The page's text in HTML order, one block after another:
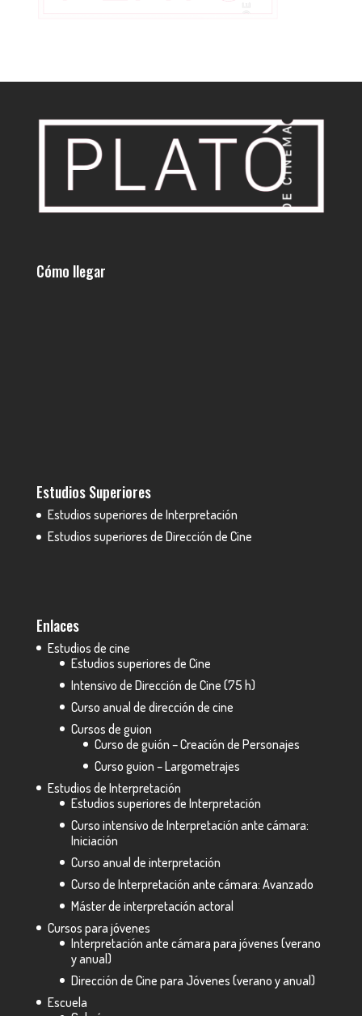
Cómo llegar
Estudios Superiores
Estudios superiores de Interpretación
Estudios superiores de Dirección de Cine
Enlaces
Estudios de cine
Estudios superiores de Cine
Intensivo de Dirección de Cine (75 h)
Curso anual de dirección de cine
Cursos de guion
Curso de guión – Creación de Personajes
Curso guion – Largometrajes
Estudios de Interpretación
Estudios superiores de Interpretación
Curso intensivo de Interpretación ante cámara:
Iniciación
Curso anual de interpretación
Curso de Interpretación ante cámara: Avanzado
Máster de interpretación actoral
Cursos para jóvenes
Interpretación ante cámara para jóvenes (verano
y anual)
Dirección de Cine para Jóvenes (verano y anual)
Escuela